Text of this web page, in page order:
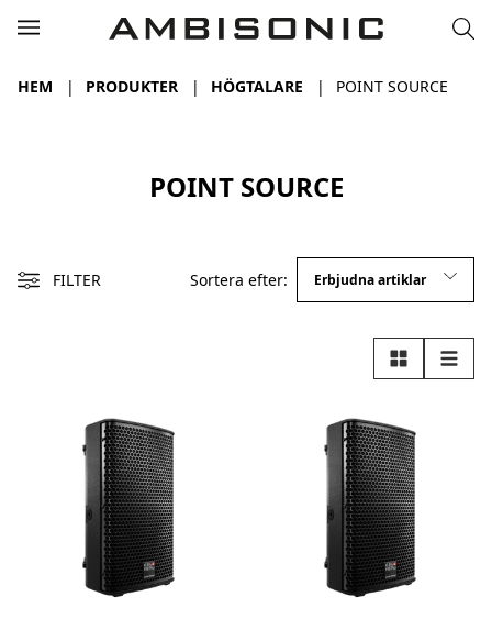
HEM PRODUKTER HÖGTALARE POINT SOURCE
POINT SOURCE
FILTER Sortera efter:
RutnätLista